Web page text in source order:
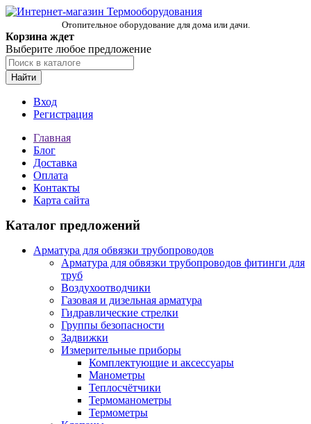
Отопительное оборудование для дома или дачи.
Корзина ждет
Выберите любое предложение
Найти
Вход
Регистрация
Главная
Блог
Доставка
Оплата
Контакты
Карта сайта
Каталог предложений
Арматура для обвязки трубопроводов
Арматура для обвязки трубопроводов фитинги для
труб
Воздухоотводчики
Газовая и дизельная арматура
Гидравлические стрелки
Группы безопасности
Задвижки
Измерительные приборы
Комплектующие и аксессуары
Манометры
Теплосчётчики
Термоманометры
Термометры